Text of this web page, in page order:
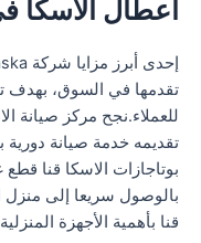
اعطال الاسكا
تقدمها في السوق، بهدف
للعملاء.نجح مركز صيانة
تقديمه خدمة صيانة دورية
بوتاجازات الاسكا قنا قطع
بالوصول سريعا إلى منزل
قنا بأهمية الأجهزة